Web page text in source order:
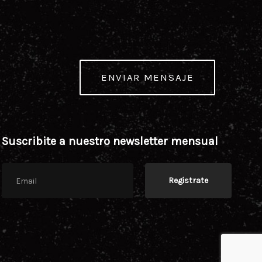
ENVIAR MENSAJE
Suscribite a nuestro newsletter mensual
Registrate